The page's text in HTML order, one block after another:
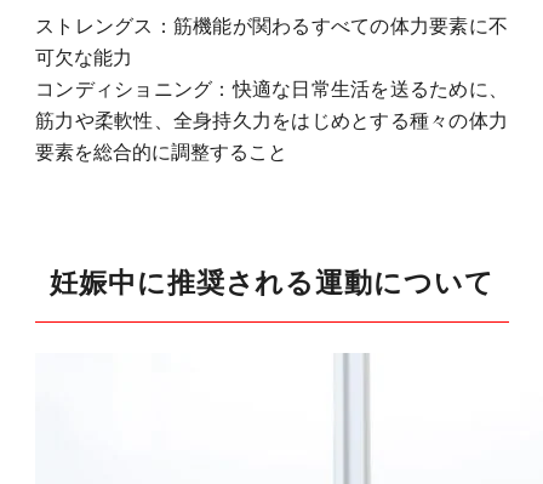
ストレングス：筋機能が関わるすべての体力要素に不
可欠な能力
コンディショニング：快適な日常生活を送るために、
筋力や柔軟性、全身持久力をはじめとする種々の体力
要素を総合的に調整すること
妊娠中に推奨される運動について